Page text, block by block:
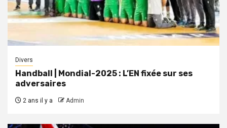
Divers
Handball | Mondial-2025 : L’EN fixée sur ses
adversaires
2 ans il y a Admin